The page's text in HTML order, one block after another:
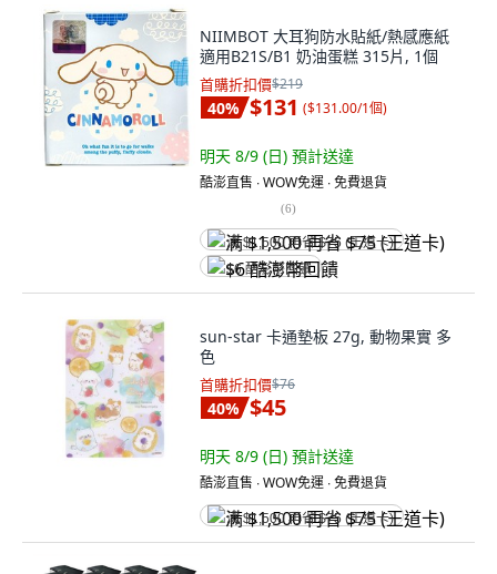
NIIMBOT 大耳狗防水貼紙/熱感應紙
適用B21S/B1 奶油蛋糕 315片, 1個
首購折扣價$219
40% $131 ($131.00/1個)
明天 8/9 (日) 預計送達
酷澎直售 ∙ WOW免運 ∙ 免費退貨
(6)
满 $1,500 再省 $75 (王道卡)
$6 酷澎幣回饋
sun-star 卡通墊板 27g, 動物果實 多
色
首購折扣價$76
40% $45
明天 8/9 (日) 預計送達
酷澎直售 ∙ WOW免運 ∙ 免費退貨
满 $1,500 再省 $75 (王道卡)